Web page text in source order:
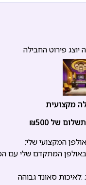
פירוט החבילה
מקצועית
של ₪500
המקצועי שלי:
המתקדם שלי עם
סאונד גבוהה